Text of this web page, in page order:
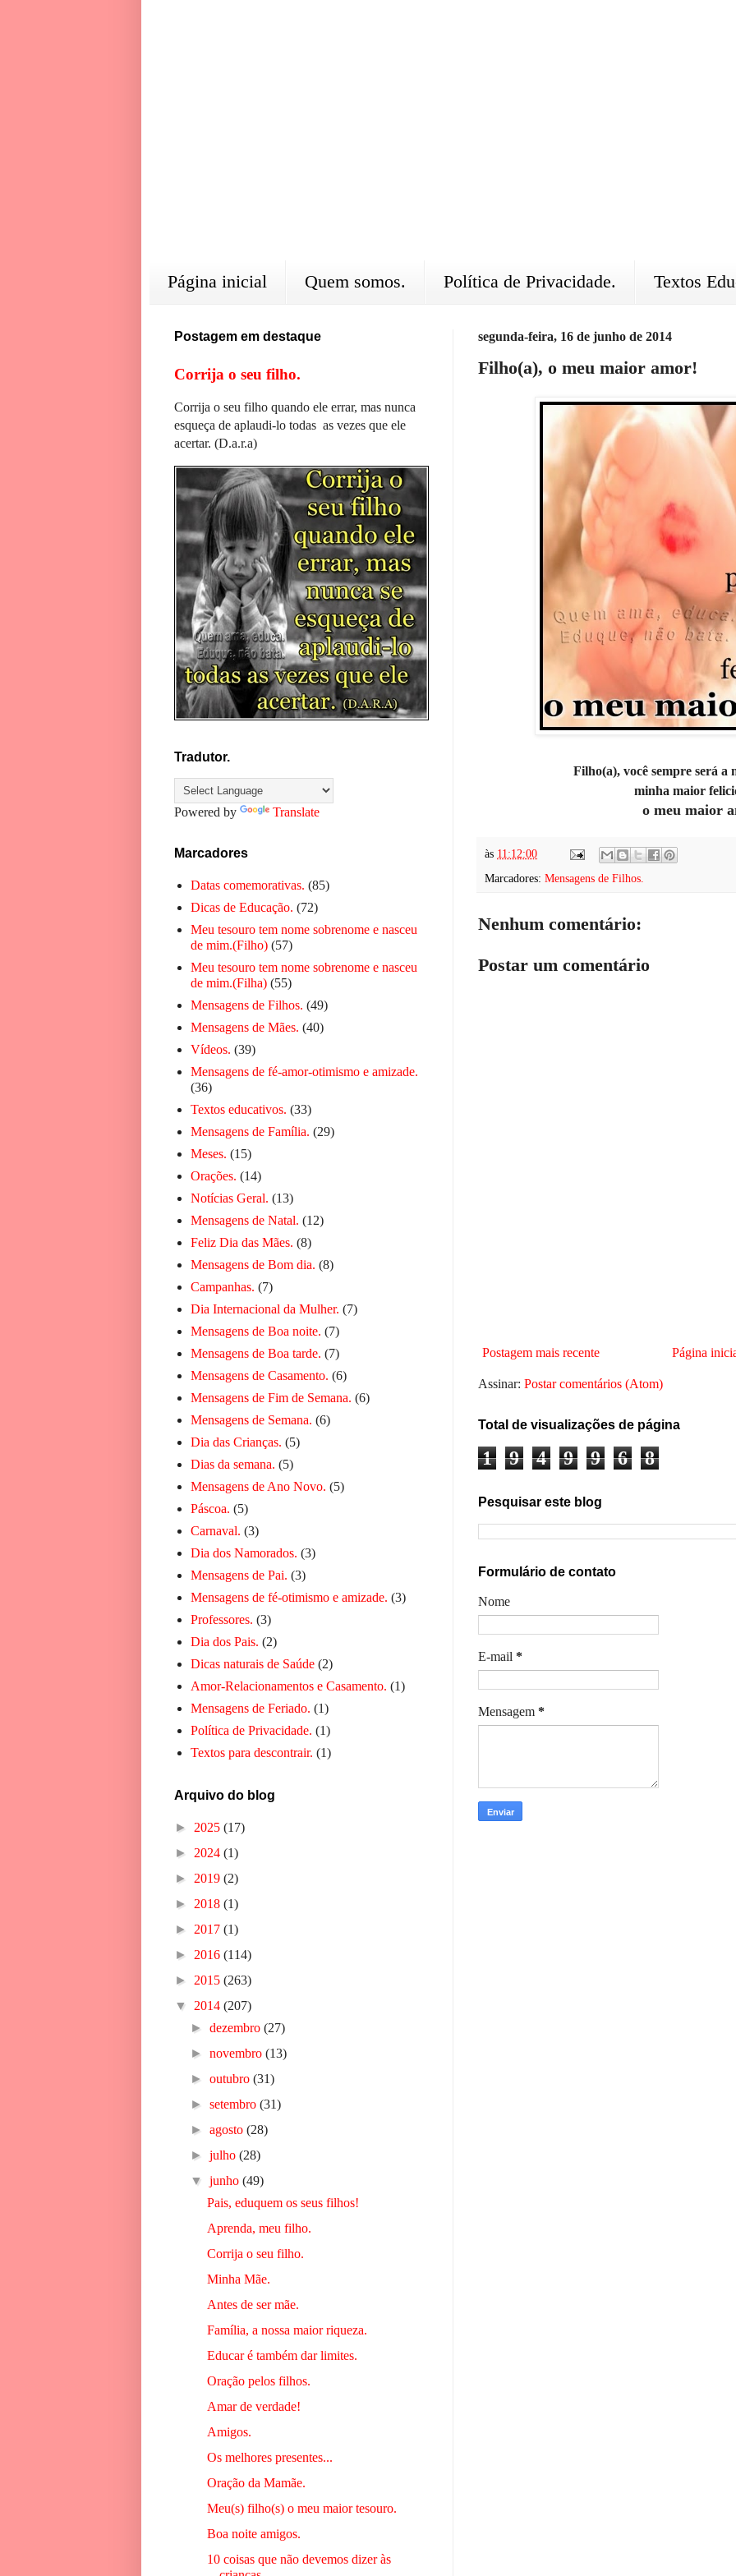
Página inicial Quem somos. Política de Privacidade. Textos
segunda-feira, 16 de junho de 2014
Filho(a), o meu maior amor!
Filho(a), você sempre será
minha maior
o meu maior
às 11:12:00
Marcadores: Mensagens de Filhos.
Nenhum comentário:
Postar um comentário
Postagem mais recente Página
Assinar: Postar comentários (Atom)
Total de visualizações de página
1 9 4 9 9 6 8
Pesquisar este blog
Formulário de contato
Nome
E-mail *
Mensagem *
Postagem em destaque
Corrija o seu filho.
Corrija o seu filho quando ele errar, mas nunca
esqueça de aplaudi-lo todas as vezes que ele
acertar. (D.a.r.a)
Tradutor.
Powered by Translate
Marcadores
Datas comemorativas. (85)
Dicas de Educação. (72)
Meu tesouro tem nome sobrenome e nasceu
de mim.(Filho) (57)
Meu tesouro tem nome sobrenome e nasceu
de mim.(Filha) (55)
Mensagens de Filhos. (49)
Mensagens de Mães. (40)
Vídeos. (39)
Mensagens de fé-amor-otimismo e amizade.
(36)
Textos educativos. (33)
Mensagens de Família. (29)
Meses. (15)
Orações. (14)
Notícias Geral. (13)
Mensagens de Natal. (12)
Feliz Dia das Mães. (8)
Mensagens de Bom dia. (8)
Campanhas. (7)
Dia Internacional da Mulher. (7)
Mensagens de Boa noite. (7)
Mensagens de Boa tarde. (7)
Mensagens de Casamento. (6)
Mensagens de Fim de Semana. (6)
Mensagens de Semana. (6)
Dia das Crianças. (5)
Dias da semana. (5)
Mensagens de Ano Novo. (5)
Páscoa. (5)
Carnaval. (3)
Dia dos Namorados. (3)
Mensagens de Pai. (3)
Mensagens de fé-otimismo e amizade. (3)
Professores. (3)
Dia dos Pais. (2)
Dicas naturais de Saúde (2)
Amor-Relacionamentos e Casamento. (1)
Mensagens de Feriado. (1)
Política de Privacidade. (1)
Textos para descontrair. (1)
Arquivo do blog
► 2025 (17)
► 2024 (1)
► 2019 (2)
► 2018 (1)
► 2017 (1)
► 2016 (114)
► 2015 (263)
▼ 2014 (207)
►dezembro(27)
►novembro(13)
►outubro(31)
►setembro(31)
►agosto(28)
►julho(28)
▼junho(49)
Pais, eduquem os seus filhos!
Aprenda, meu filho.
Corrija o seu filho.
Minha Mãe.
Antes de ser mãe.
Família, a nossa maior riqueza.
Educar é também dar limites.
Oração pelos filhos.
Amar de verdade!
Amigos.
Os melhores presentes...
Oração da Mamãe.
Meu(s) filho(s) o meu maior tesouro.
Boa noite amigos.
10 coisas que não devemos dizer às